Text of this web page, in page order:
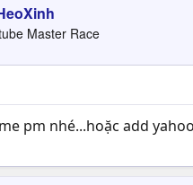
Master Race
pm nhé...hoặc add